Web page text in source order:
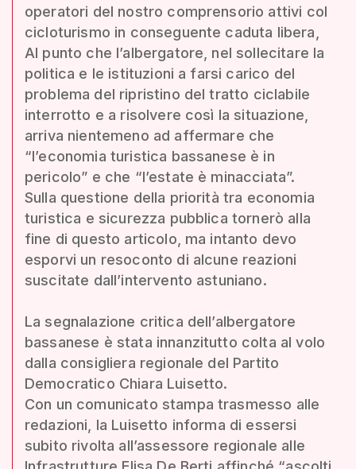
operatori del nostro comprensorio attivi col
cicloturismo in conseguente caduta libera,
Al punto che l’albergatore, nel sollecitare la
politica e le istituzioni a farsi carico del
problema del ripristino del tratto ciclabile
interrotto e a risolvere così la situazione,
arriva nientemeno ad affermare che
“l’economia turistica bassanese è in
pericolo” e che “l’estate è minacciata”.
Sulla questione della priorità tra economia
turistica e sicurezza pubblica tornerò alla
fine di questo articolo, ma intanto devo
esporvi un resoconto di alcune reazioni
suscitate dall’intervento astuniano.
La segnalazione critica dell’albergatore
bassanese è stata innanzitutto colta al volo
dalla consigliera regionale del Partito
Democratico Chiara Luisetto.
Con un comunicato stampa trasmesso alle
redazioni, la Luisetto informa di essersi
subito rivolta all’assessore regionale alle